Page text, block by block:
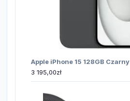
Apple iPhone 15 128GB Czarny
3 195,00zł